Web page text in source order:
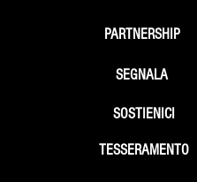
SEGNALA
SOSTIENICI
PARTNERSHIP
TESSERAMENTO